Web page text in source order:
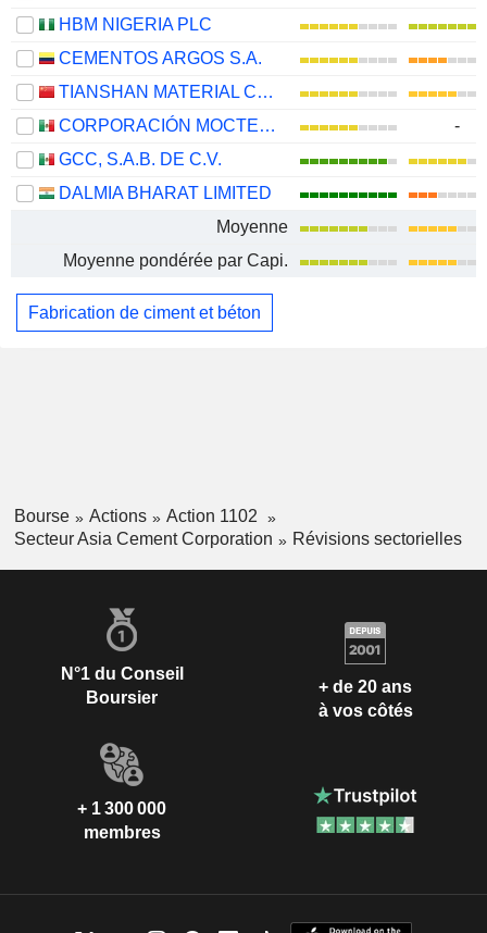
HBM NIGERIA PLC
CEMENTOS ARGOS S.A.
TIANSHAN MATERIAL CO., LTD.
CORPORACIÓN MOCTEZUMA, S.A.B. DE C.V.
-
GCC, S.A.B. DE C.V.
DALMIA BHARAT LIMITED
Moyenne
Moyenne pondérée par Capi.
Fabrication de ciment et béton
Bourse Actions
Action 1102
Secteur Asia Cement Corporation
Révisions sectorielles
N°1 du Conseil
Boursier
+ de 20 ans
à vos côtés
+ 1 300 000
membres